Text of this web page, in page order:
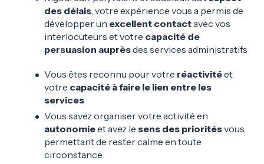
des délais, votre expérience vous a permis de
développer un excellent contactavec vos
interlocuteurs et votre capacité de
persuasion auprèsdes services administratifs
Vous êtes reconnu pour votre réactivitéet
votre capacité à faire le lien entre les
services
Vous savez organiser votre activité en
autonomieet avez le sens des prioritésvous
permettant de rester calme en toute
circonstance